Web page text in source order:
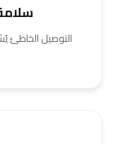
التوصيل